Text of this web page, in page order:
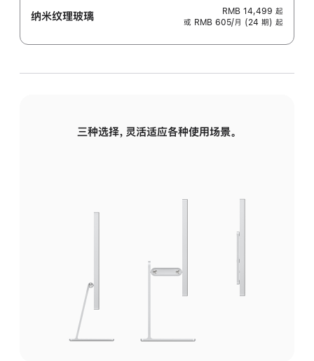
纳米纹理玻璃 RMB 14,499 起
或 RMB 605/月 (24 期) 起
三种选择，灵活适应各种使用场景。